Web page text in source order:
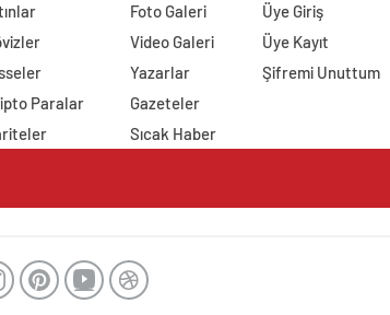
Paralar
Foto Galeri
Video Galeri
Yazarlar
Gazeteler
Sıcak Haber
Üye Giriş
Üye Kayıt
Şifremi Unuttum